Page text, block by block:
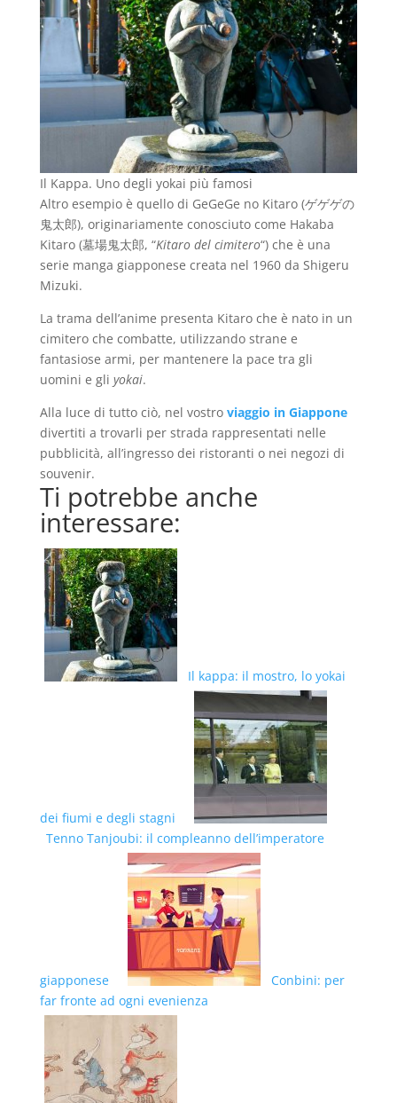
Il Kappa. Uno degli yokai più famosi
Altro esempio è quello di GeGeGe no Kitaro (ゲゲゲの
鬼太郎), originariamente conosciuto come Hakaba
Kitaro (墓場鬼太郎, “Kitaro del cimitero“) che è una
serie manga giapponese creata nel 1960 da Shigeru
Mizuki.
La trama dell’anime presenta Kitaro che è nato in un
cimitero che combatte, utilizzando strane e
fantasiose armi, per mantenere la pace tra gli
uomini e gli yokai.
Alla luce di tutto ciò, nel vostro viaggio in Giappone
divertiti a trovarli per strada rappresentati nelle
pubblicità, all’ingresso dei ristoranti o nei negozi di
souvenir.
Ti potrebbe anche
interessare:
Il kappa: il mostro, lo yokai
dei fiumi e degli stagni
Tenno Tanjoubi: il compleanno dell’imperatore
giapponese
Conbini: per
far fronte ad ogni evenienza